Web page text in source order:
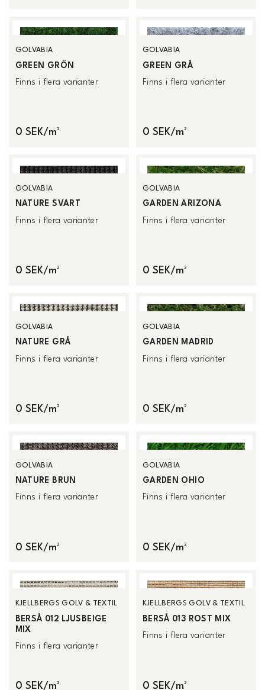
GOLVABIA
GREEN GRÖN
Finns i flera varianter
0 SEK/m²
GOLVABIA
GREEN GRÅ
Finns i flera varianter
0 SEK/m²
GOLVABIA
NATURE SVART
Finns i flera varianter
0 SEK/m²
GOLVABIA
GARDEN ARIZONA
Finns i flera varianter
0 SEK/m²
GOLVABIA
NATURE GRÅ
Finns i flera varianter
0 SEK/m²
GOLVABIA
GARDEN MADRID
Finns i flera varianter
0 SEK/m²
GOLVABIA
NATURE BRUN
Finns i flera varianter
0 SEK/m²
GOLVABIA
GARDEN OHIO
Finns i flera varianter
0 SEK/m²
KJELLBERGS GOLV & TEXTIL
BERSÅ 012 LJUSBEIGE
MIX
Finns i flera varianter
0 SEK/m²
KJELLBERGS GOLV & TEXTIL
BERSÅ 013 ROST MIX
Finns i flera varianter
0 SEK/m²